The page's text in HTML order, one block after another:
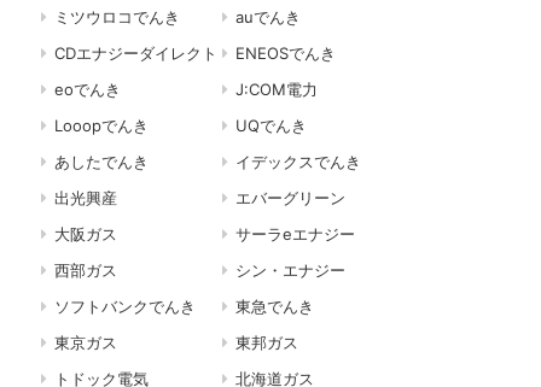
ミツウロコでんき
auでんき
CDエナジーダイレクト
ENEOSでんき
eoでんき
J:COM電力
Looopでんき
UQでんき
あしたでんき
イデックスでんき
出光興産
エバーグリーン
大阪ガス
サーラeエナジー
西部ガス
シン・エナジー
ソフトバンクでんき
東急でんき
東京ガス
東邦ガス
トドック電気
北海道ガス